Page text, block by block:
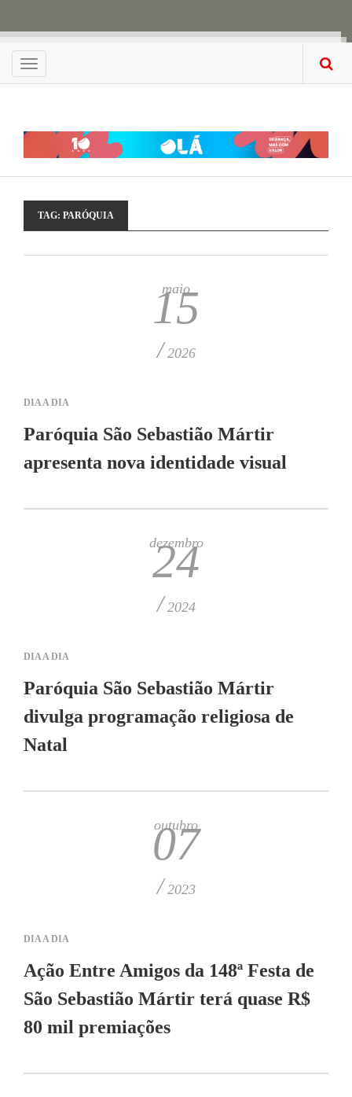
Menu
TAG: PARÓQUIA
maio
15
/ 2026
DIA A DIA
Paróquia São Sebastião Mártir
apresenta nova identidade visual
dezembro
24
/ 2024
DIA A DIA
Paróquia São Sebastião Mártir
divulga programação religiosa de
Natal
outubro
07
/ 2023
DIA A DIA
Ação Entre Amigos da 148ª Festa de
São Sebastião Mártir terá quase R$
80 mil premiações